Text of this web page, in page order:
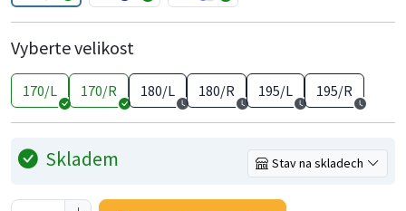
Vyberte velikost
170/L 170/R 180/L 180/R 195/L 195/R
Skladem Stav na skladech